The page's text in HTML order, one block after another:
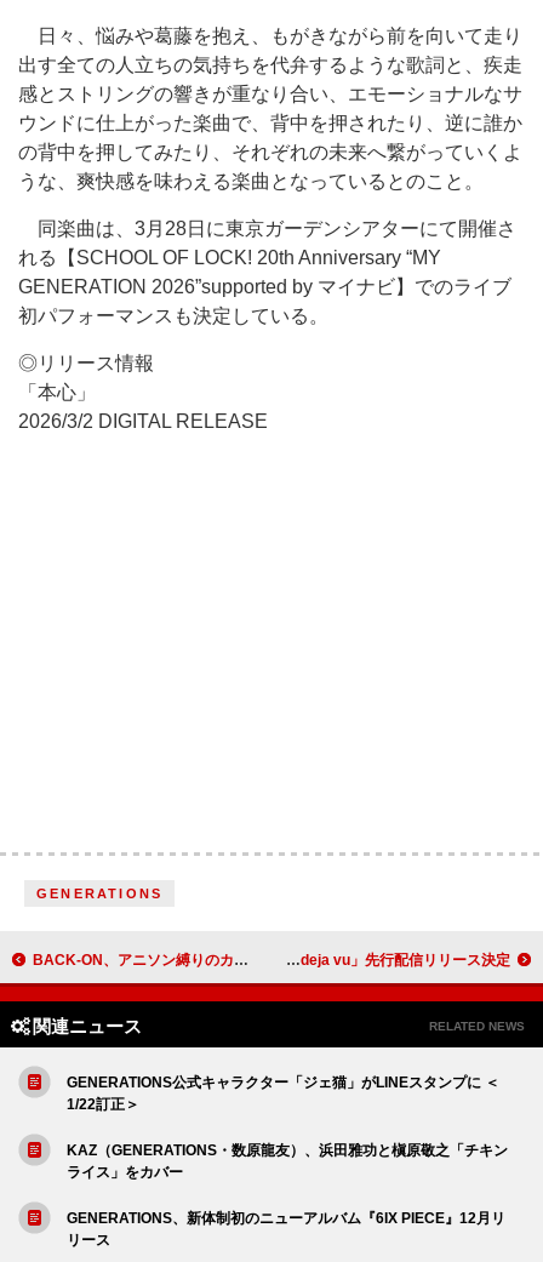
日々、悩みや葛藤を抱え、もがきながら前を向いて走り
出す全ての人立ちの気持ちを代弁するような歌詞と、疾走
感とストリングの響きが重なり合い、エモーショナルなサ
ウンドに仕上がった楽曲で、背中を押されたり、逆に誰か
の背中を押してみたり、それぞれの未来へ繋がっていくよ
うな、爽快感を味わえる楽曲となっているとのこと。
同楽曲は、3月28日に東京ガーデンシアターにて開催さ
れる【SCHOOL OF LOCK! 20th Anniversary “MY
GENERATION 2026”supported by マイナビ】でのライブ
初パフォーマンスも決定している。
◎リリース情報
「本心」
2026/3/2 DIGITAL RELEASE
GENERATIONS
BACK-ON、アニソン縛りのカバー配信EP『ANIMANIA』リリース決定 汐れいら、EP『HB2U』から新曲「deja vu」先行配信リリース決定
関連ニュース RELATED NEWS
GENERATIONS公式キャラクター「ジェ猫」がLINEスタンプに ＜
1/22訂正＞
KAZ（GENERATIONS・数原龍友）、浜田雅功と槇原敬之「チキン
ライス」をカバー
GENERATIONS、新体制初のニューアルバム『6IX PIECE』12月リ
リース